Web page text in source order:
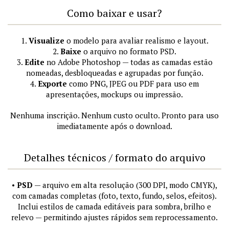
Como baixar e usar?
1. Visualize o modelo para avaliar realismo e layout.
2. Baixe o arquivo no formato PSD.
3. Edite no Adobe Photoshop — todas as camadas estão
nomeadas, desbloqueadas e agrupadas por função.
4. Exporte como PNG, JPEG ou PDF para uso em
apresentações, mockups ou impressão.
Nenhuma inscrição. Nenhum custo oculto. Pronto para uso
imediatamente após o download.
Detalhes técnicos / formato do arquivo
• PSD — arquivo em alta resolução (300 DPI, modo CMYK),
com camadas completas (foto, texto, fundo, selos, efeitos).
Inclui estilos de camada editáveis para sombra, brilho e
relevo — permitindo ajustes rápidos sem reprocessamento.